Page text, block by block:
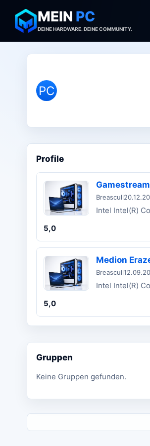
MEIN PC
DEINE HARDWARE. DEINE COMMUNITY.
PC
Profile
Breascull
Intel Intel(R)
5,0
Medion
Breascull
Intel Intel(R)
5,0
Gruppen
Keine Gruppen gefunden.